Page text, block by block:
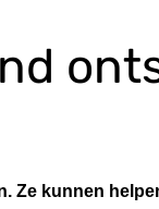
Ze kunnen